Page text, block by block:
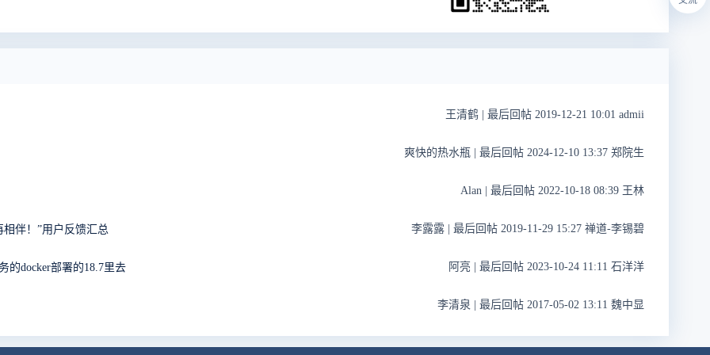
王清鹤 最后回帖 2019-12-21 10:01 admii
爽快的热水瓶 最后回帖 2024-12-10 13:37 郑院生
Alan 最后回帖 2022-10-18 08:39 王林
相伴！”用户反馈汇总 李露露 最后回帖 2019-11-29 15:27 禅道-李锡碧
的docker部署的18.7里去 阿亮 最后回帖 2023-10-24 11:11 石洋洋
李清泉 最后回帖 2017-05-02 13:11 魏中显